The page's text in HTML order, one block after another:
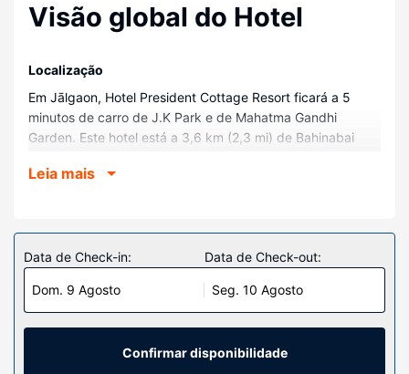
Visão global do Hotel
Localização
Em Jālgaon, Hotel President Cottage Resort ficará a 5
minutos de carro de J.K Park e de Mahatma Gandhi
Garden. Este hotel está a 3,6 km (2,3 mi) de Bahinabai
Quartos
contacto graças à internet sem fios. As casas de banho
estão equipadas com um polibã.
entretimento ao seu dispor, incluindo uma piscina interior.
O espaço oferece ainda um salão de baile.
Leia mais
Data de Check-in:
Dom. 9 Agosto
Data de Check-out:
Seg. 10 Agosto
Confirmar disponibilidade